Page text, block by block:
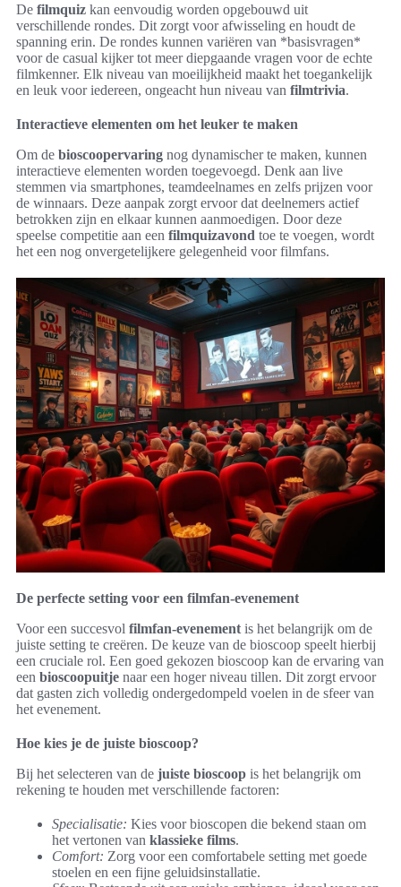
De filmquiz kan eenvoudig worden opgebouwd uit
verschillende rondes. Dit zorgt voor afwisseling en houdt de
spanning erin. De rondes kunnen variëren van *basisvragen*
voor de casual kijker tot meer diepgaande vragen voor de echte
filmkenner. Elk niveau van moeilijkheid maakt het toegankelijk
en leuk voor iedereen, ongeacht hun niveau van filmtrivia.
Interactieve elementen om het leuker te maken
Om de bioscoopervaring nog dynamischer te maken, kunnen
interactieve elementen worden toegevoegd. Denk aan live
stemmen via smartphones, teamdeelnames en zelfs prijzen voor
de winnaars. Deze aanpak zorgt ervoor dat deelnemers actief
betrokken zijn en elkaar kunnen aanmoedigen. Door deze
speelse competitie aan een filmquizavond toe te voegen, wordt
het een nog onvergetelijkere gelegenheid voor filmfans.
De perfecte setting voor een filmfan-evenement
Voor een succesvol filmfan-evenement is het belangrijk om de
juiste setting te creëren. De keuze van de bioscoop speelt hierbij
een cruciale rol. Een goed gekozen bioscoop kan de ervaring van
een bioscoopuitje naar een hoger niveau tillen. Dit zorgt ervoor
dat gasten zich volledig ondergedompeld voelen in de sfeer van
het evenement.
Hoe kies je de juiste bioscoop?
Bij het selecteren van de juiste bioscoop is het belangrijk om
rekening te houden met verschillende factoren:
Specialisatie: Kies voor bioscopen die bekend staan om
het vertonen van klassieke films.
Comfort: Zorg voor een comfortabele setting met goede
stoelen en een fijne geluidsinstallatie.